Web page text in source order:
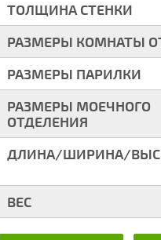
ТОЛЩИНА СТЕНКИ
РАЗМЕРЫ КОМНАТЫ
РАЗМЕРЫ ПАРИЛКИ
РАЗМЕРЫ МОЕЧНОГО
ОТДЕЛЕНИЯ
ДЛИНА/ШИРИНА/
ВЕС